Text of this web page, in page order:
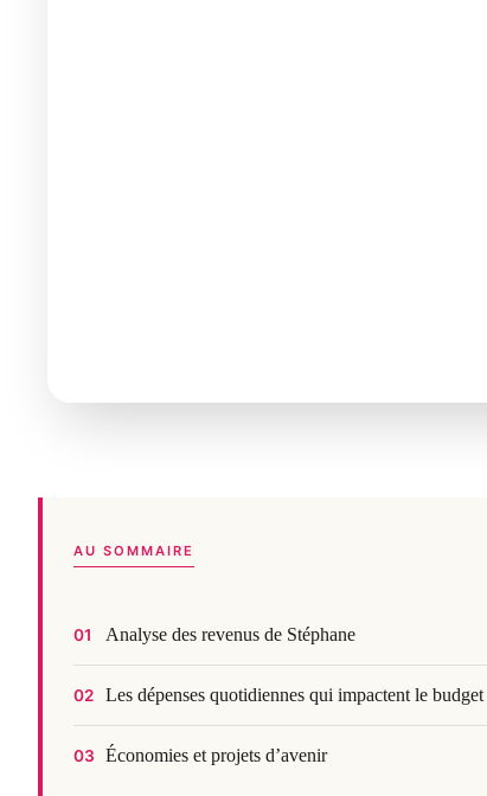
AU SOMMAIRE
01 Analyse des revenus de Stéphane
02 Les dépenses quotidiennes qui impactent le budget
03 Économies et projets d’avenir